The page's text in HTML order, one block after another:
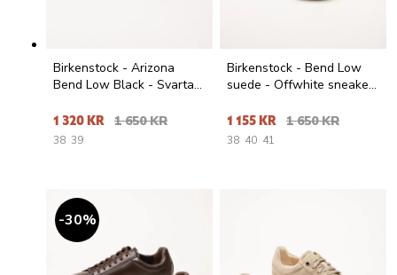
Birkenstock - Arizona
Bend Low Black - Svarta
1 320 KR 1 650 KR
38 39
Birkenstock - Bend Low
suede - Offwhite sneakers
1 155 KR 1 650 KR
38 40 41
30%